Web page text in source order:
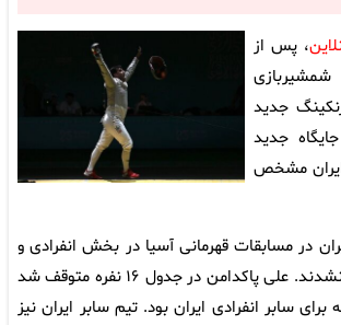
، پس از
جدید
جدید
ایران مشخص
در مسابقات قهرمانی آسیا در بخش انفرادی و
تیمی صاحب مدالی نشدند. علی پاکدامن در جدول ۱۶ نفره متوقف شد
سابر انفرادی ایران بود. تیم سابر ایران نیز